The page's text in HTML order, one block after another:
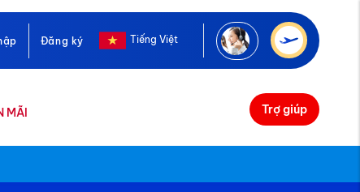
Đăng ký Tiếng Việt
MÃI Trợ giúp